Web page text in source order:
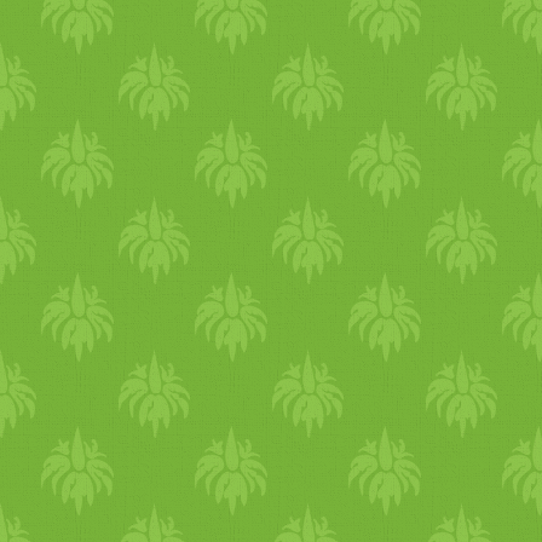
kötelező, de biocsicsóka
sűrítményt is adhatunk
valamint édesítjük
megfelelően. Reszelt citrom-
vagy narancshéjat is
szórhatunk bele,
különlegesebb ízhatás
kedvéért. Amíg a rizs a